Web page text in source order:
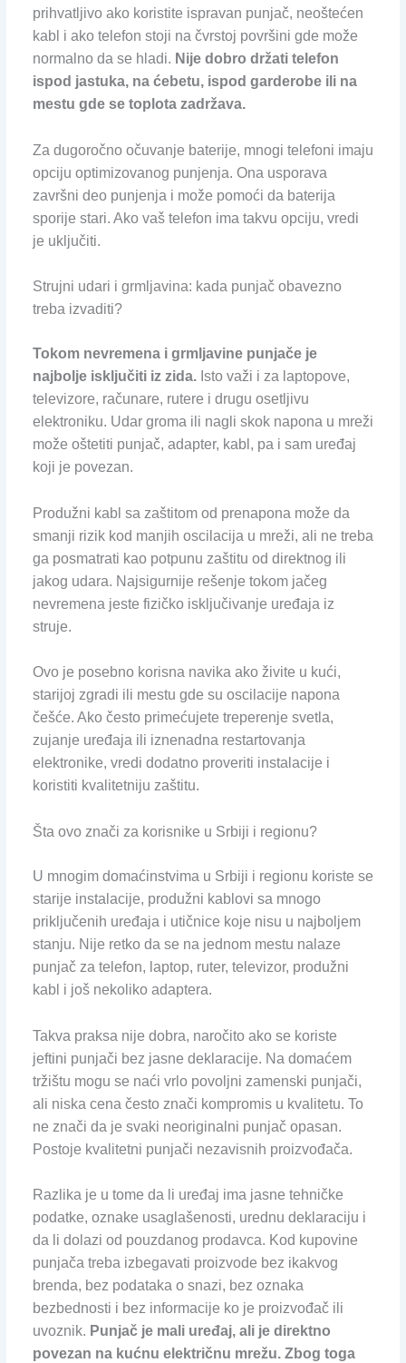
prihvatljivo ako koristite ispravan punjač, neoštećen
kabl i ako telefon stoji na čvrstoj površini gde može
normalno da se hladi. Nije dobro držati telefon
ispod jastuka, na ćebetu, ispod garderobe ili na
mestu gde se toplota zadržava.
Za dugoročno očuvanje baterije, mnogi telefoni imaju
opciju optimizovanog punjenja. Ona usporava
završni deo punjenja i može pomoći da baterija
sporije stari. Ako vaš telefon ima takvu opciju, vredi
je uključiti.
Strujni udari i grmljavina: kada punjač obavezno
treba izvaditi?
Tokom nevremena i grmljavine punjače je
najbolje isključiti iz zida.Isto važi i za laptopove,
televizore, računare, rutere i drugu osetljivu
elektroniku. Udar groma ili nagli skok napona u mreži
može oštetiti punjač, adapter, kabl, pa i sam uređaj
koji je povezan.
Produžni kabl sa zaštitom od prenapona može da
smanji rizik kod manjih oscilacija u mreži, ali ne treba
ga posmatrati kao potpunu zaštitu od direktnog ili
jakog udara. Najsigurnije rešenje tokom jačeg
nevremena jeste fizičko isključivanje uređaja iz
struje.
Ovo je posebno korisna navika ako živite u kući,
starijoj zgradi ili mestu gde su oscilacije napona
češće. Ako često primećujete treperenje svetla,
zujanje uređaja ili iznenadna restartovanja
elektronike, vredi dodatno proveriti instalacije i
koristiti kvalitetniju zaštitu.
Šta ovo znači za korisnike u Srbiji i regionu?
U mnogim domaćinstvima u Srbiji i regionu koriste se
starije instalacije, produžni kablovi sa mnogo
priključenih uređaja i utičnice koje nisu u najboljem
stanju. Nije retko da se na jednom mestu nalaze
punjač za telefon, laptop, ruter, televizor, produžni
kabl i još nekoliko adaptera.
Takva praksa nije dobra, naročito ako se koriste
jeftini punjači bez jasne deklaracije. Na domaćem
tržištu mogu se naći vrlo povoljni zamenski punjači,
ali niska cena često znači kompromis u kvalitetu. To
ne znači da je svaki neoriginalni punjač opasan.
Postoje kvalitetni punjači nezavisnih proizvođača.
Razlika je u tome da li uređaj ima jasne tehničke
podatke, oznake usaglašenosti, urednu deklaraciju i
da li dolazi od pouzdanog prodavca. Kod kupovine
punjača treba izbegavati proizvode bez ikakvog
brenda, bez podataka o snazi, bez oznaka
bezbednosti i bez informacije ko je proizvođač ili
uvoznik. Punjač je mali uređaj, ali je direktno
povezan na kućnu električnu mrežu. Zbog toga